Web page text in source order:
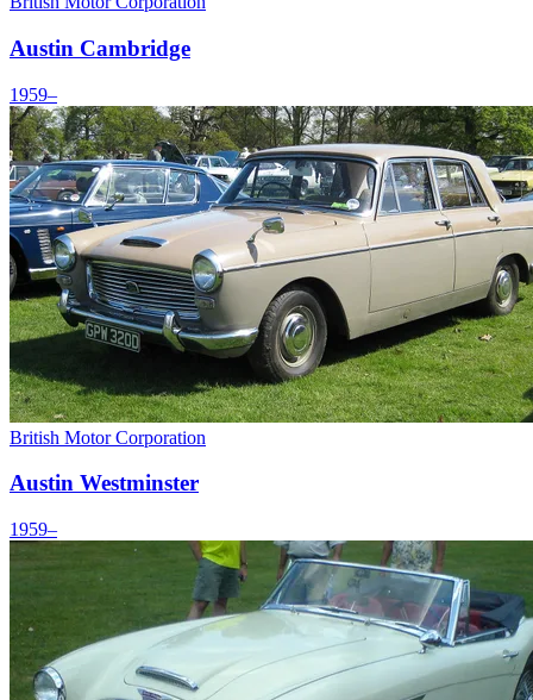
Austin Cambridge
1959–
British Motor Corporation
Austin Westminster
1959–